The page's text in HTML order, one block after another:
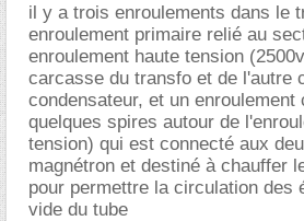
il y a trois enroulements dans le
enroulement primaire relié au
enroulement haute tension
carcasse du transfo et de l'autre
condensateur, et un enroulement
quelques spires autour de
tension) qui est connecté aux
magnétron et destiné à chauffer
pour permettre la circulation des
vide du tube